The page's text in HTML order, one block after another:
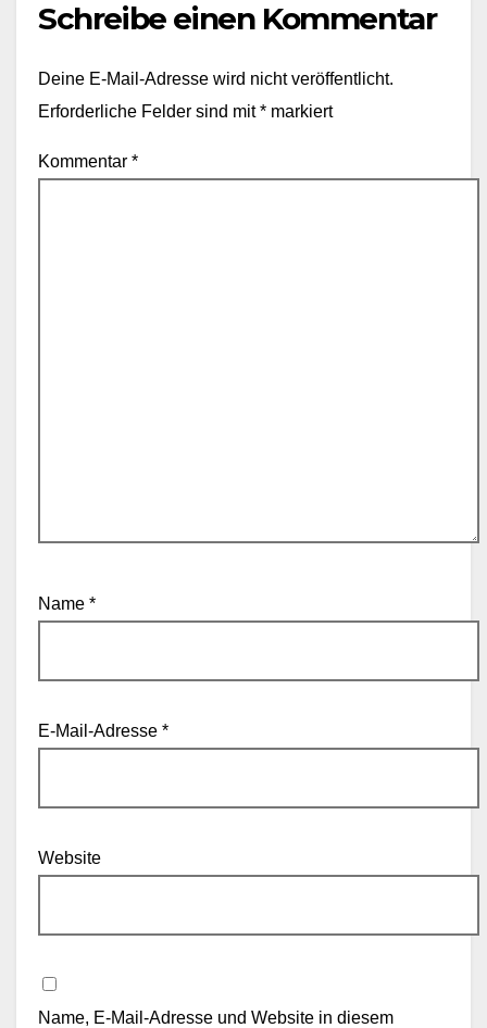
Schreibe einen Kommentar
Deine E-Mail-Adresse wird nicht veröffentlicht.
Erforderliche Felder sind mit* markiert
Kommentar *
Name *
E-Mail-Adresse *
Website
Name, E-Mail-Adresse und Website in diesem